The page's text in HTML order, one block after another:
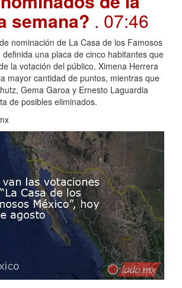
semana? . 07:46
nominación de La Casa de los Famosos
una placa de cinco habitantes que
la votación del público. Ximena Herrera
mayor cantidad de puntos, mientras que
Gema Garoa y Ernesto Laguardia
de posibles eliminados.